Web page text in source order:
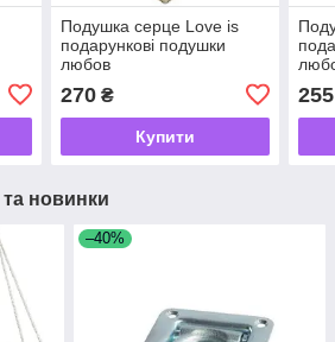
Подушка серце Love is
подарункові подушки
любов
270₴
Купити
255
та новинки
–40%